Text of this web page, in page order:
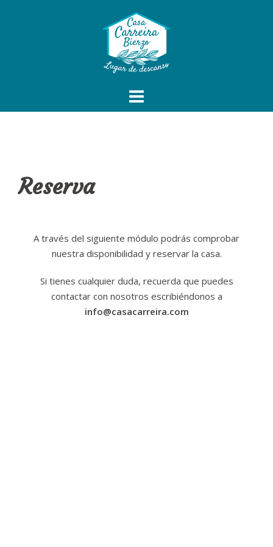
Reserva
A través del siguiente módulo podrás comprobar
nuestra disponibilidad y reservar la casa.
Si tienes cualquier duda, recuerda que puedes
contactar con nosotros escribiéndonos a
info@casacarreira.com